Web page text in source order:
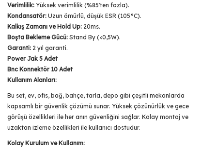
Verimlilik: Yüksek verimlilik (%85'ten fazla).
Kondansatör: Uzun ömürlü, düşük ESR (105°C).
Kalkış Zamanı ve Hold Up: 20ms.
Boşta Bekleme Gücü: Stand By (<0,5W).
Garanti: 2 yıl garanti.
Power Jak 5 Adet
Bnc Konnektör 10 Adet
Kullanım Alanları:
Bu set, ev, ofis, bağ, bahçe, tarla, depo gibi çeşitli mekanlarda
kapsamlı bir güvenlik çözümü sunar. Yüksek çözünürlük ve gece
görüşü özellikleri ile her anın güvenliğini sağlar. Kolay montaj ve
uzaktan izleme özellikleri ile kullanıcı dostudur.
Kolay Kurulum ve Kullanım: